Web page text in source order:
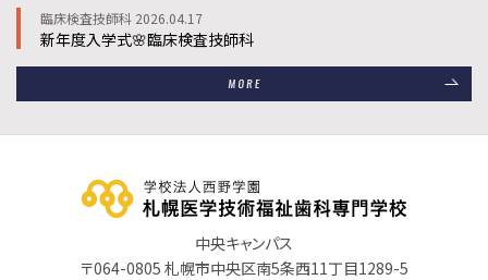
臨床検査技師科 2026.04.17
新年度入学式🌸臨床検査技師科
中央キャンパス
〒064-0805 札幌市中央区南5条西11丁目1289-5